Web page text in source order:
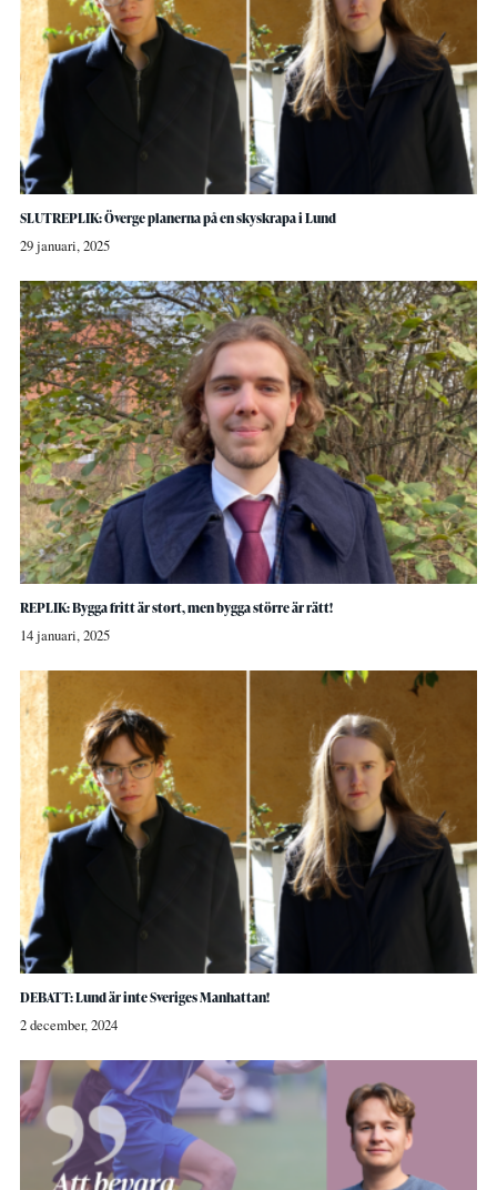
SLUTREPLIK: Överge planerna på en skyskrapa i Lund
29 januari, 2025
REPLIK: Bygga fritt är stort, men bygga större är rätt!
14 januari, 2025
DEBATT: Lund är inte Sveriges Manhattan!
2 december, 2024